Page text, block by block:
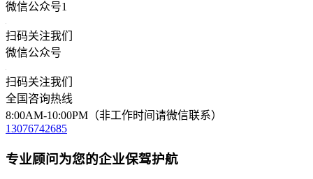
微信公众号1
扫码关注我们
微信公众号
扫码关注我们
全国咨询热线
8:00AM-10:00PM（非工作时间请微信联系）
13076742685
专业顾问为您的企业保驾护航